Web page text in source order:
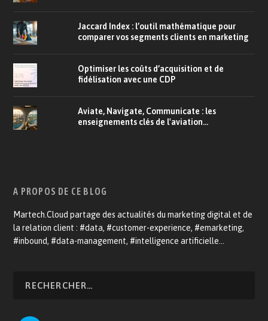
Jaccard Index : l’outil mathématique pour
comparer vos segments clients en marketing
Optimiser les coûts d’acquisition et de
fidélisation avec une CDP
Aviate, Navigate, Communicate : les
enseignements clés de l'aviation...
A PROPOS DE CE BLOG
Martech.Cloud partage des actualités du marketing digital et de
la relation client : #data, #customer-experience, #emarketing,
#inbound, #data-management, #intelligence artificielle…